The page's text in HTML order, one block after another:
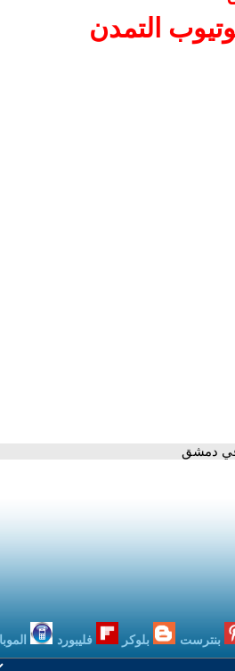
التمدن
في دمشق
بنترست بلوكر فليبورد